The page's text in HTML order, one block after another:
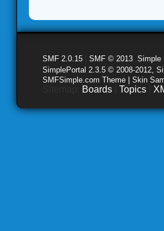
SMF 2.0.15 SMF © 2013 Simple
SimplePortal 2.3.5 © 2008-2012,
SMFSimple.com Theme | Skin
Boards Topics